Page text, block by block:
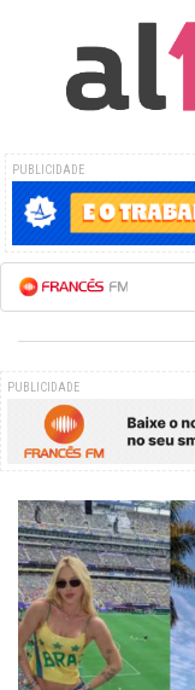
PUBLICIDADE
PUBLICIDADE